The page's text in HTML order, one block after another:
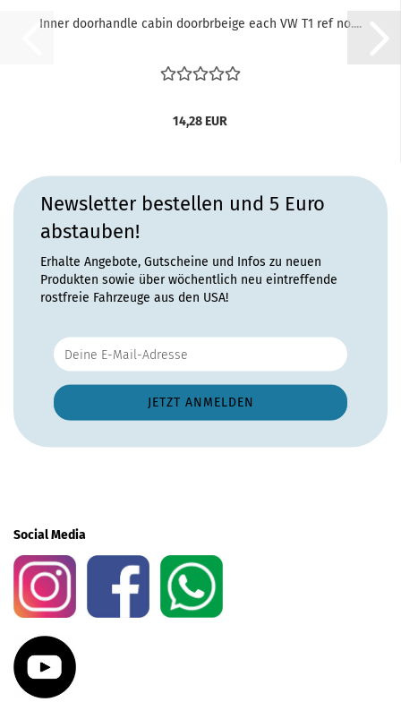
Inner doorhandle cabin doorbrbeige each VW T1 ref no....
14,28 EUR
Newsletter bestellen und 5 Euro
abstauben!
Erhalte Angebote, Gutscheine und Infos zu neuen
Produkten sowie über wöchentlich neu eintreffende
rostfreie Fahrzeuge aus den USA!
Social Media